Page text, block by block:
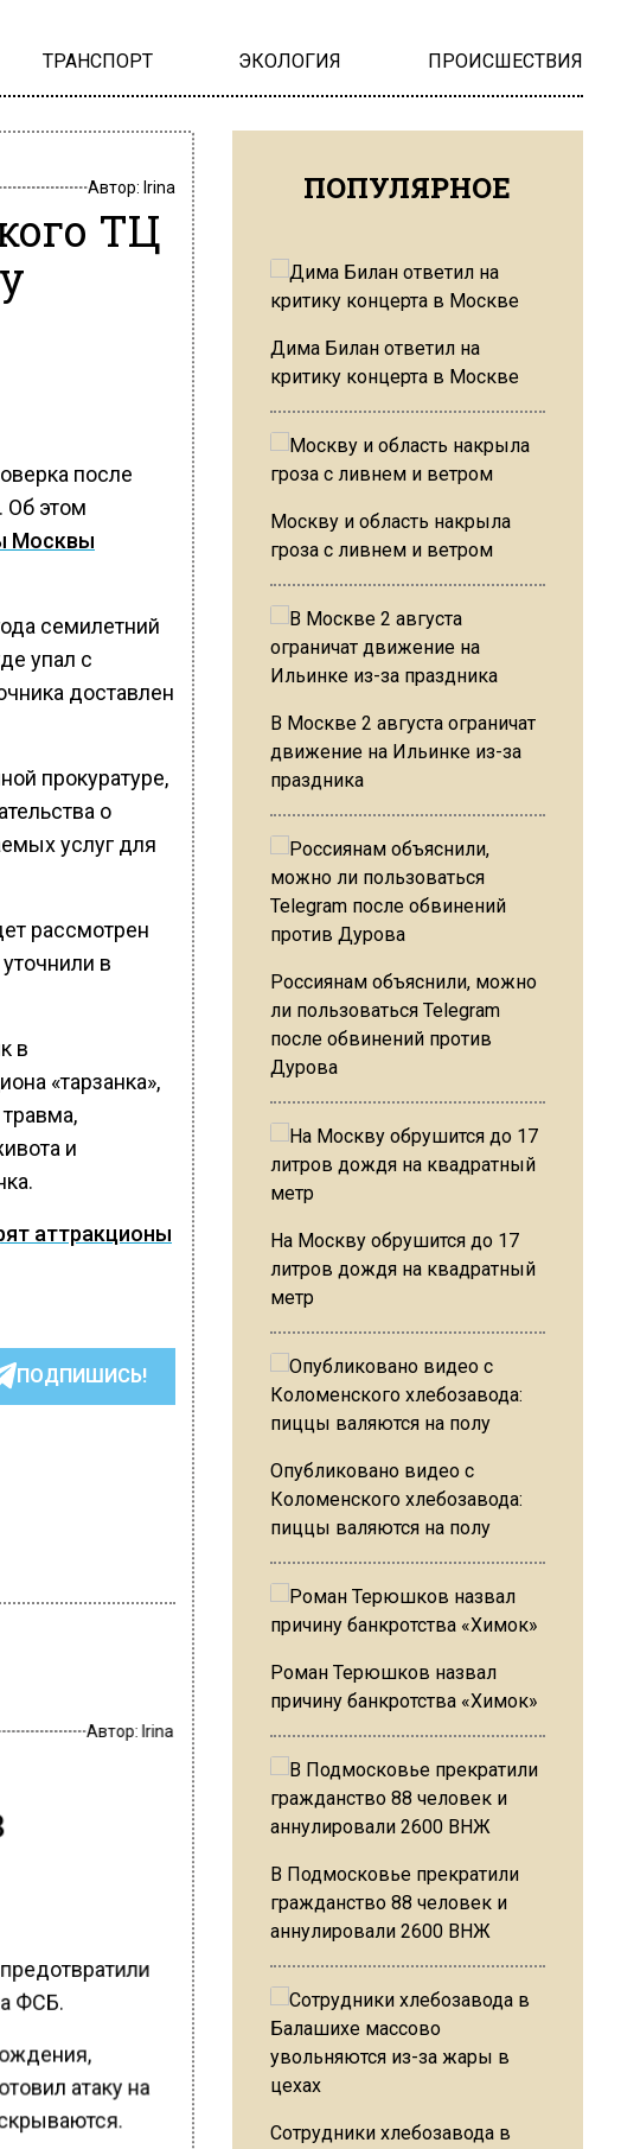
ТРАНСПОРТ ЭКОЛОГИЯ ПРОИСШЕСТВИЯ
Автор: Irina
ТЦ
после
Об этом
Москвы
семилетний
упал с
доставлен
прокуратуре,
о
услуг для
рассмотрен
в
в
«тарзанка»,
и
аттракционы
ПОДПИШИСЬ!
Автор:Irina
ФСБ.
атаку на
ПОПУЛЯРНОЕ
Дима Билан ответил на
критику концерта в Москве
Москву и область накрыла
гроза с ливнем и ветром
В Москве 2 августа ограничат
движение на Ильинке из-за
праздника
Россиянам объяснили, можно
ли пользоваться Telegram
после обвинений против
Дурова
На Москву обрушится до 17
литров дождя на квадратный
метр
Опубликовано видео с
Коломенского хлебозавода:
пиццы валяются на полу
Роман Терюшков назвал
причину банкротства «Химок»
В Подмосковье прекратили
гражданство 88 человек и
аннулировали 2600 ВНЖ
Сотрудники хлебозавода в